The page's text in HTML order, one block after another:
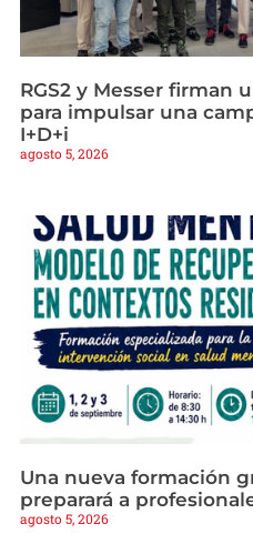
RGS2 y Messer firman
para impulsar una
I+D+i
agosto 5, 2026
Una nueva formación
preparará a
agosto 5, 2026